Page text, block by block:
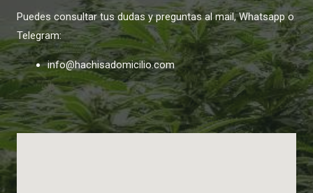
Puedes consultar tus dudas y preguntas al mail, Whatsapp o
Telegram:
info@hachisadomicilio.com